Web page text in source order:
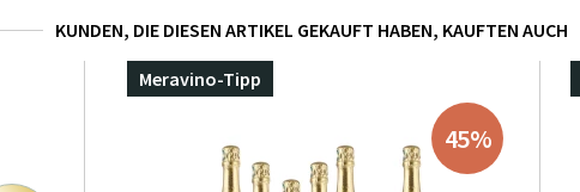
KUNDEN, DIE DIESEN ARTIKEL GEKAUFT HABEN, KAUFTEN AUCH
Meravino-Tipp
45%